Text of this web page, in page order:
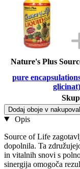
Nature's Plus
pure
Dodaj oboje v
Opis
Source of Life
dopolnila. Ta
in vitalnih snovi s
sinergija omogoča